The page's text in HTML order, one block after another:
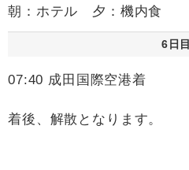
朝：ホテル 夕：機内食
6日目
07:40 成田国際空港着
着後、解散となります。